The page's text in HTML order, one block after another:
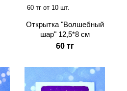
60 тг от 10 шт.
Открытка "Волшебный
шар" 12,5*8 см
60 тг